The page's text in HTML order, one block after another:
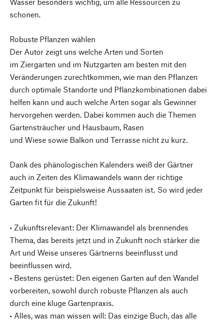
schonen.
Robuste Pflanzen wählen
Der Autor zeigt uns welche Arten und Sorten
im Ziergarten und im Nutzgarten am besten mit den
Veränderungen zurechtkommen, wie man den Pflanzen
durch optimale Standorte und Pflanzkombinationen dabei
helfen kann und auch welche Arten sogar als Gewinner
hervorgehen werden. Dabei kommen auch die Themen
Gartensträucher und Hausbaum, Rasen
und Wiese sowie Balkon und Terrasse nicht zu kurz.
Dank des phänologischen Kalenders weiß der Gärtner
auch in Zeiten des Klimawandels wann der richtige
Zeitpunkt für beispielsweise Aussaaten ist. So wird jeder
Garten fit für die Zukunft!
• Zukunftsrelevant: Der Klimawandel als brennendes
Thema, das bereits jetzt und in Zukunft noch stärker die
Art und Weise unseres Gärtnerns beeinflusst und
beeinflussen wird.
• Bestens gerüstet: Den eigenen Garten auf den Wandel
vorbereiten, sowohl durch robuste Pflanzen als auch
durch eine kluge Gartenpraxis.
• Alles, was man wissen will: Das einzige Buch, das alle